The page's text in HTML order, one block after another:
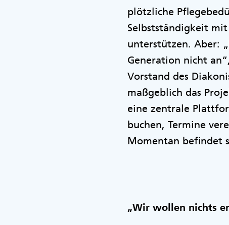
plötzliche
Selbstständigkeit
unterstützen. Aber:
Generation nicht
Vorstand des
maßgeblich das
eine zentrale
buchen, Termine
Momentan befindet
„Wir wollen nichts